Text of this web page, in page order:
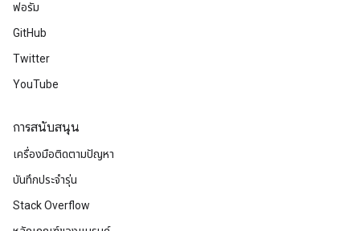
ฟอรัม
GitHub
Twitter
YouTube
การสนับสนุน
เครื่องมือติดตามปัญหา
บันทึกประจำรุ่น
Stack Overflow